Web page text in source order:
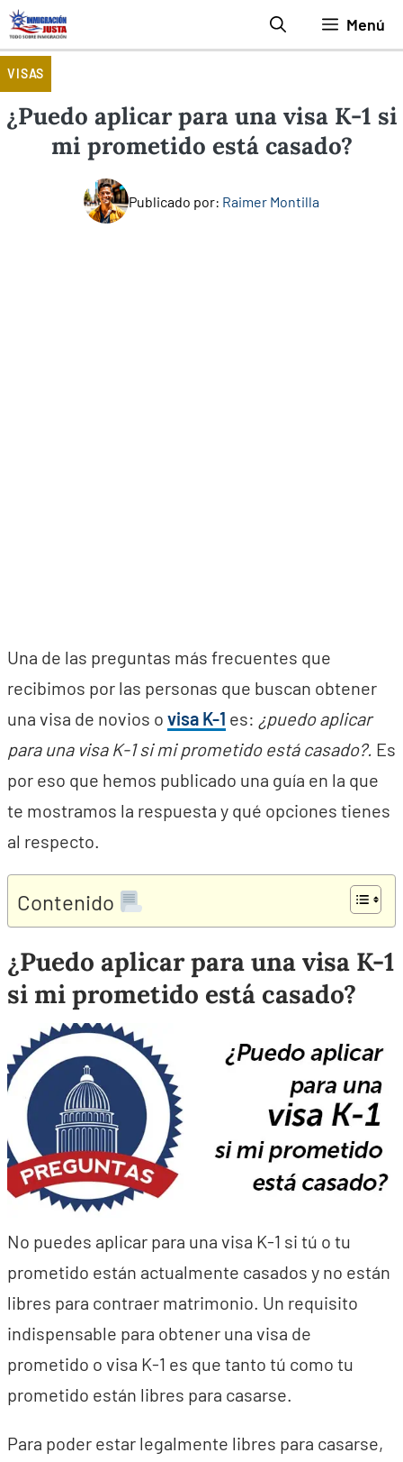
Saltar
al
contenido
Menú
VISAS
¿Puedo aplicar para una visa K-1 si
mi prometido está casado?
Publicado por: Raimer Montilla
Una de las preguntas más frecuentes que
recibimos por las personas que buscan obtener
una visa de novios o visa K-1 es: ¿puedo aplicar
para una visa K-1 si mi prometido está casado?. Es
por eso que hemos publicado una guía en la que
te mostramos la respuesta y qué opciones tienes
al respecto.
Contenido
¿Puedo aplicar para una visa K-1
si mi prometido está casado?
No puedes aplicar para una visa K-1 si tú o tu
prometido están actualmente casados y no están
libres para contraer matrimonio. Un requisito
indispensable para obtener una visa de
prometido o visa K-1 es que tanto tú como tu
prometido están libres para casarse.
Para poder estar legalmente libres para casarse,